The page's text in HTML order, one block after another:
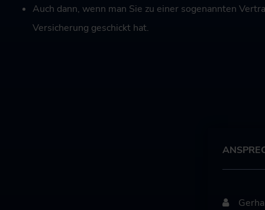
Auch dann, wenn man Sie zu einer sogenannten
Versicherung geschickt hat.